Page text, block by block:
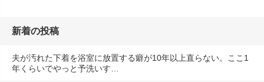
新着の投稿
夫が汚れた下着を浴室に放置する癖が10年以上直らない。ここ1
年くらいでやっと予洗いす…